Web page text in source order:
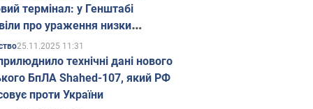
термінал: у Генштабі
про ураження низки
об'єктів Росії
25.11.2025 11:31
технічні дані нового
БпЛА Shahed-107, який РФ
проти України